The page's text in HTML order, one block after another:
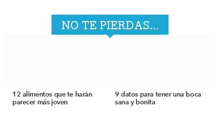
NO TE PIERDAS...
12 alimentos que te harán
parecer más joven
9 datos para tener una boca
sana y bonita